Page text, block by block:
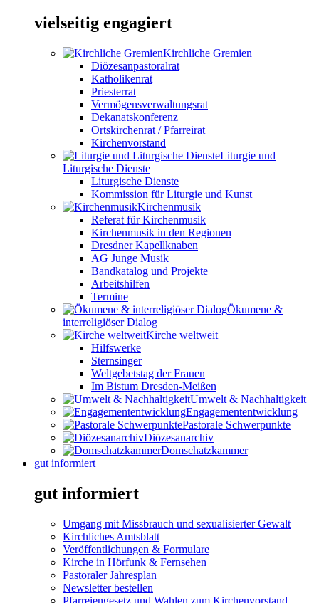
vielseitig engagiert
Kirchliche Gremien
Diözesanpastoralrat
Katholikenrat
Priesterrat
Vermögensverwaltungsrat
Dekanatskonferenz
Ortskirchenrat / Pfarreirat
Kirchenvorstand
Liturgie und
Liturgische Dienste
Liturgische Dienste
Kommission für Liturgie und Kunst
Kirchenmusik
Referat für Kirchenmusik
Kirchenmusik in den Regionen
Dresdner Kapellknaben
AG Junge Musik
Bandkatalog und Projekte
Arbeitshilfen
Termine
Ökumene &
interreligiöser Dialog
Kirche weltweit
Hilfswerke
Sternsinger
Weltgebetstag der Frauen
Im Bistum Dresden-Meißen
Umwelt & Nachhaltigkeit
Engagemententwicklung
Pastorale Schwerpunkte
Diözesanarchiv
Domschatzkammer
gut informiert
gut informiert
Umgang mit Missbrauch und sexualisierter Gewalt
Kirchliches Amtsblatt
Veröffentlichungen & Formulare
Kirche in Hörfunk & Fernsehen
Pastoraler Jahresplan
Newsletter bestellen
Pfarreiengesetz und Wahlen zum Kirchenvorstand